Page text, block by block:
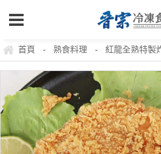
首頁 - 熟食料理 - 紅龍全熟特製